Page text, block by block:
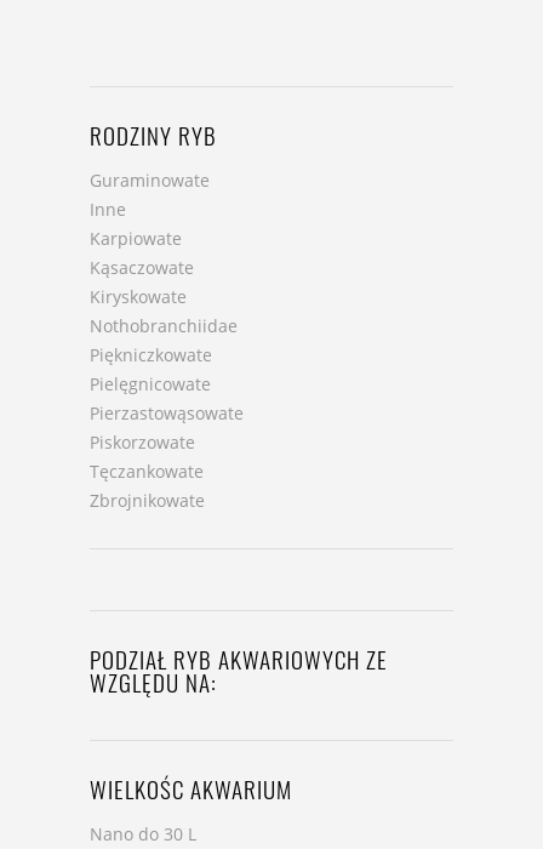
RODZINY RYB
Guraminowate
Inne
Karpiowate
Kąsaczowate
Kiryskowate
Nothobranchiidae
Piękniczkowate
Pielęgnicowate
Pierzastowąsowate
Piskorzowate
Tęczankowate
Zbrojnikowate
PODZIAŁ RYB AKWARIOWYCH ZE
WZGLĘDU NA:
WIELKOŚC AKWARIUM
Nano do 30 L